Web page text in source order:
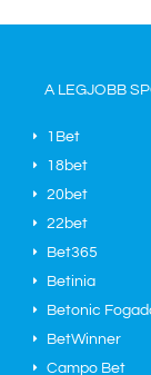
A LEGJOBB
1Bet
18bet
20bet
22bet
Bet365
Betinia
Betonic
BetWinner
Campo Bet